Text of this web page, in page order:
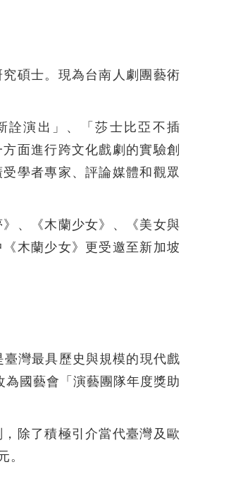
碩士。現為台南人劇團藝術
詮演出」、「莎士比亞不插
面進行跨文化戲劇的實驗創
學者專家、評論媒體和觀眾
、《木蘭少女》、《美女與
木蘭少女》更受邀至新加坡
灣最具歷史與規模的現代戲
國藝會「演藝團隊年度獎助
除了積極引介當代臺灣及歐
。